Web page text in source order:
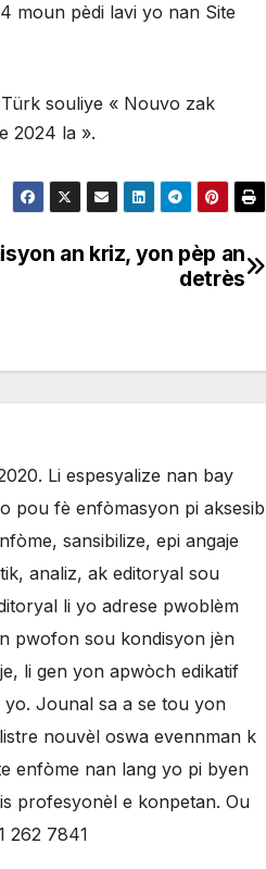
moun pèdi lavi yo nan Site
souliye « Nouvo zak
2024 la ».
an kriz, yon pèp an
detrès
Li espesyalize nan bay
pou fè enfòmasyon pi aksesib
sansibilize, epi angaje
analiz, ak editoryal sou
li yo adrese pwoblèm
pwofon sou kondisyon jèn
li gen yon apwòch edikatif
Jounal sa a se tou yon
nouvèl oswa evennman k
enfòme nan lang yo pi byen
profesyonèl e konpetan. Ou
262 7841